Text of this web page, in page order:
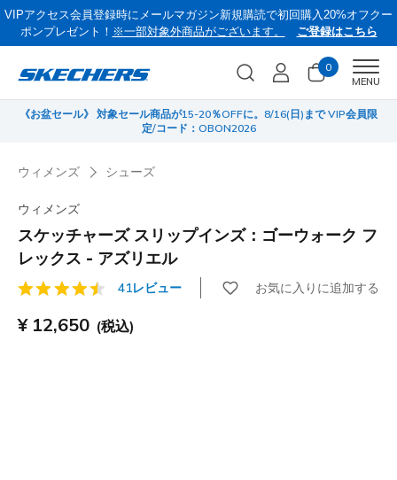
VIPアクセス会員登録時にメールマガジン新規購読で初回購入20%オフクー
ポンプレゼント！ ※一部対象外商品がございます。 ご登録はこちら
0
MENU
《お盆セール》 対象セール商品が15-20％OFFに。8/16(日)まで VIP会員限
定/コード：OBON2026
ウィメンズ シューズ
ウィメンズ
スケッチャーズ スリップインズ：ゴーウォーク フ
レックス - アズリエル
顧客評価4.5/5件41レビュー お気に入りに追加する
¥ 12,650 (税込)